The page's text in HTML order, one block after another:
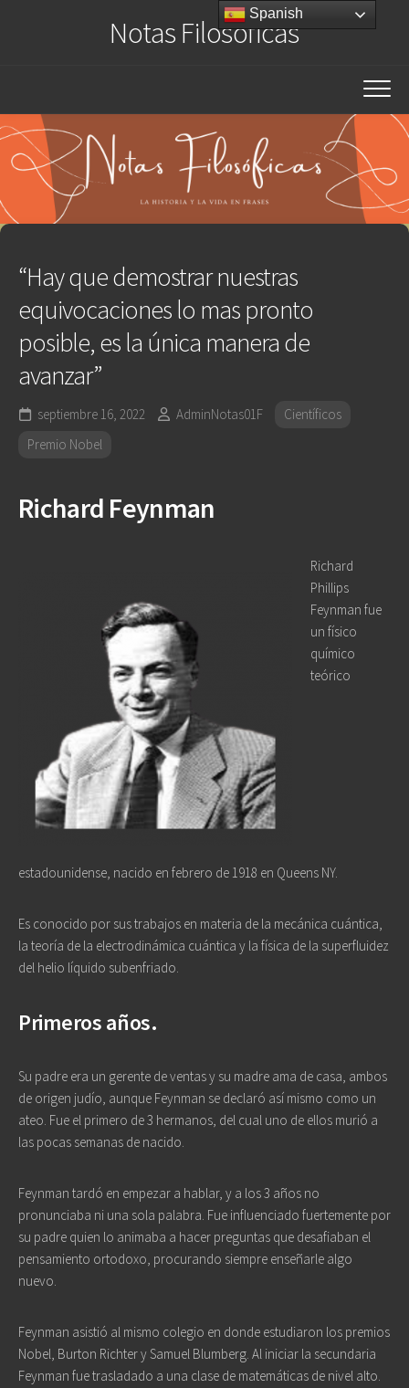
Notas Filosóficas
“Hay que demostrar nuestras
equivocaciones lo mas pronto
posible, es la única manera de
avanzar”
septiembre 16, 2022 AdminNotas01F
Científicos
Premio Nobel
Richard Feynman
Richard
Phillips
Feynman fue
un físico
químico
teórico
estadounidense, nacido en febrero de 1918 en Queens NY.
Es conocido por sus trabajos en materia de la mecánica cuántica,
la teoría de la electrodinámica cuántica y la física de la superfluidez
del helio líquido subenfriado.
Primeros años.
Su padre era un gerente de ventas y su madre ama de casa, ambos
de origen judío, aunque Feynman se declaró así mismo como un
ateo. Fue el primero de 3 hermanos, del cual uno de ellos murió a
las pocas semanas de nacido.
Feynman tardó en empezar a hablar, y a los 3 años no
pronunciaba ni una sola palabra. Fue influenciado fuertemente por
su padre quien lo animaba a hacer preguntas que desafiaban el
pensamiento ortodoxo, procurando siempre enseñarle algo
nuevo.
Feynman asistió al mismo colegio en donde estudiaron los premios
Nobel, Burton Richter y Samuel Blumberg. Al iniciar la secundaria
Feynman fue trasladado a una clase de matemáticas de nivel alto.
Spanish